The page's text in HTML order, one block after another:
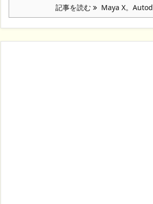
記事を読む Maya X。